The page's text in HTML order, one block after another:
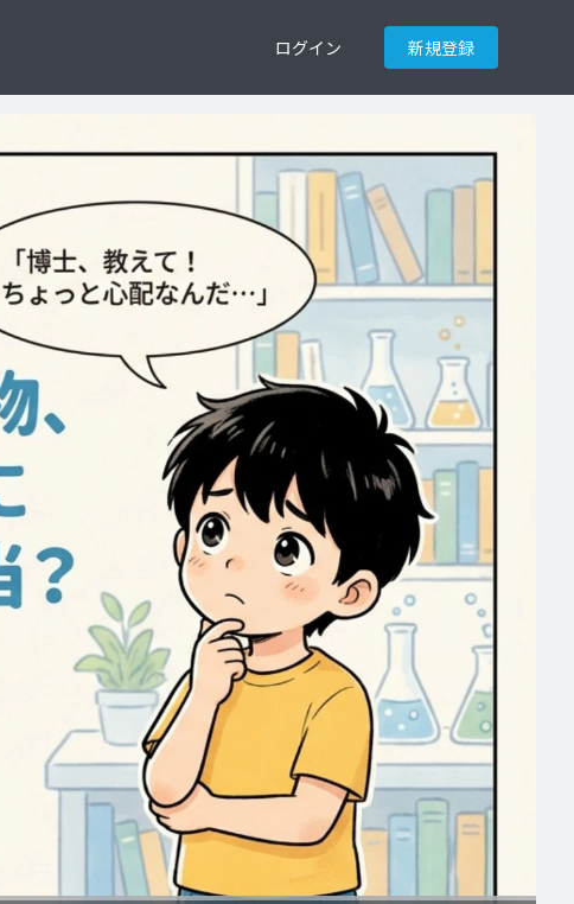
ログイン 新規登録